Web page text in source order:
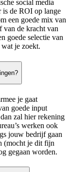
social media
is de ROI op lange
een goede mix van
van de kracht van
goede selectie van
je zoekt.
je gaat
goede input
zal hier rekening
werken ook
jouw bedrijf gaan
(mocht je dit fijn
gegaan worden.